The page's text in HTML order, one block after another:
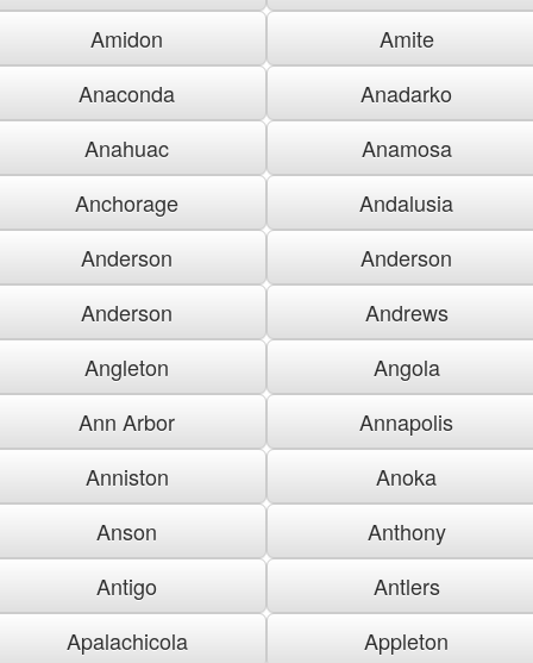
Amidon
Amite
Anaconda
Anadarko
Anahuac
Anamosa
Anchorage
Andalusia
Anderson
Anderson
Anderson
Andrews
Angleton
Angola
Ann Arbor
Annapolis
Anniston
Anoka
Anson
Anthony
Antigo
Antlers
Apalachicola
Appleton